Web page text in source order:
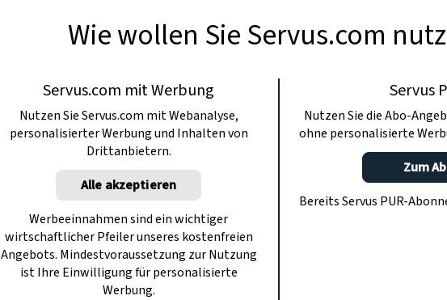
Wie wollen Sie Servus.com
Servus.com mit Werbung
Nutzen Sie Servus.com mit Webanalyse,
personalisierter Werbung und Inhalten von
Drittanbietern.
Alle akzeptieren
Werbeeinnahmen sind ein wichtiger
wirtschaftlicher Pfeiler unseres kostenfreien
Angebots. Mindestvoraussetzung zur Nutzung
ist Ihre Einwilligung für personalisierte
Werbung.
Servus
Nutzen Sie die Abo-
ohne personalisierte
Zum
Bereits Servus PUR-